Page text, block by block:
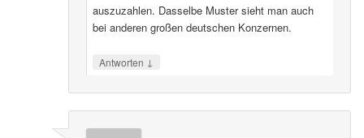
auszuzahlen. Dasselbe Muster sieht man auch
bei anderen großen deutschen Konzernen.
Antworten ↓